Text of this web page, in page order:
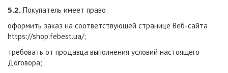
5.2. Покупатель имеет право:
оформить заказ на соответствующей странице Веб-сайта
https://shop.febest.ua/;
требовать от продавца выполнения условий настоящего
Договора;